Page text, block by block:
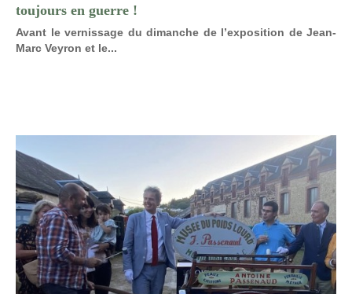
toujours en guerre !
Avant le vernissage du dimanche de l’exposition de Jean-
Marc Veyron et le...